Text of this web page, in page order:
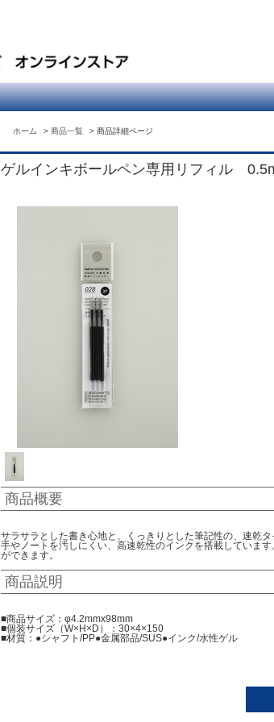
ホーム 商品一覧 商品詳細ページ
ゲルインキボールペン専用リフィル
商品概要
サラサラとした書き心地と、くっきりとした筆記性の、速乾タ
手やノートを汚しにくい、高速乾性のインクを搭載していま
ができます。
商品説明
■商品サイズ：φ4.2mmx98mm
■個装サイズ（W×H×D）：30×4×150
■材質：●シャフト/PP●金属部品/SUS●インク/水性ゲル